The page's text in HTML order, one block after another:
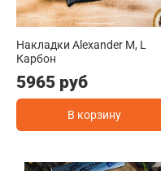
Накладки Alexander M, L
Карбон
5965 руб
В корзину